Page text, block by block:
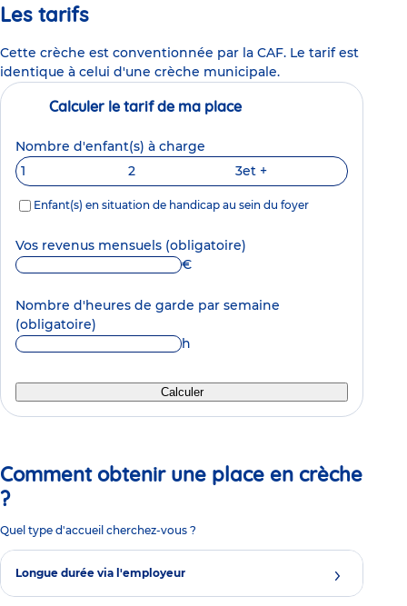
Les tarifs
Cette crèche est conventionnée par la CAF. Le tarif est
identique à celui d'une crèche municipale.
Calculer le tarif de ma place
Nombre d'enfant(s) à charge
1
2 3et +
Enfant(s) en situation de handicap au sein du foyer
Vos revenus mensuels (obligatoire)
€
Nombre d'heures de garde par semaine
(obligatoire)
h
Calculer
Comment obtenir une place en crèche
?
Quel type d'accueil cherchez-vous ?
Longue durée via l'employeur